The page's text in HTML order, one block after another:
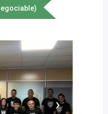
›